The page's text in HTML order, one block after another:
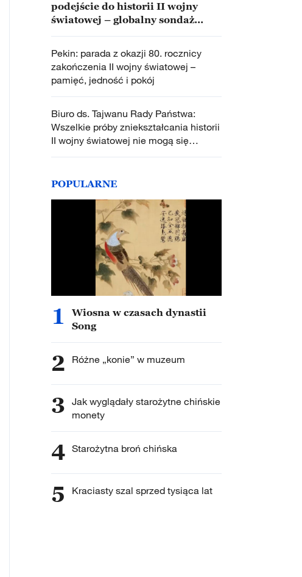
podejście do historii II wojny
światowej – globalny sondaż
Pekin: parada z okazji 80. rocznicy
zakończenia II wojny światowej –
pamięć, jedność i pokój
Biuro ds. Tajwanu Rady Państwa:
Wszelkie próby zniekształcania historii
II wojny światowej nie mogą się
powieść
POPULARNE
1
Wiosna w czasach dynastii
Song
2 Różne „konie” w muzeum
3 Jak wyglądały starożytne chińskie
monety
4 Starożytna broń chińska
5 Kraciasty szal sprzed tysiąca lat